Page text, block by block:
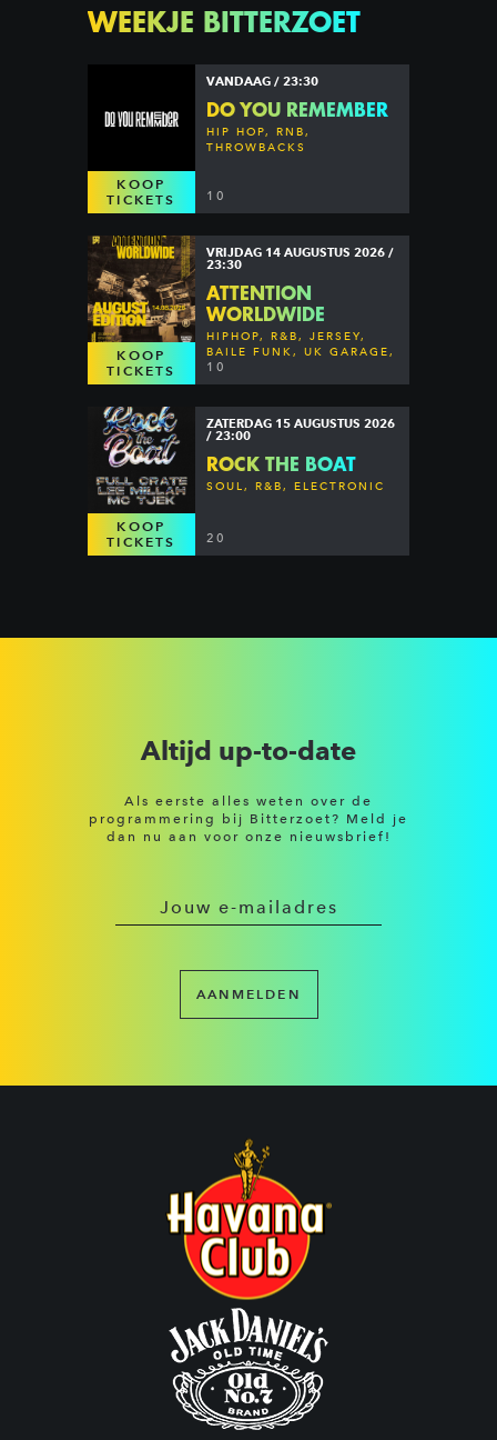
WEEKJE BITTERZOET
KOOP
TICKETS
VANDAAG / 23:30
DO YOU REMEMBER
HIP HOP, RNB,
THROWBACKS
10
KOOP
TICKETS
VRIJDAG 14 AUGUSTUS 2026 /
23:30
ATTENTION
WORLDWIDE
HIPHOP, R&B, JERSEY,
BAILE FUNK, UK GARAGE,
DANCEHALL & MORE
10
KOOP
TICKETS
ZATERDAG 15 AUGUSTUS 2026
/ 23:00
ROCK THE BOAT
SOUL, R&B, ELECTRONIC
20
Altijd up-to-date
Als eerste alles weten over de
programmering bij Bitterzoet? Meld je
dan nu aan voor onze nieuwsbrief!
AANMELDEN